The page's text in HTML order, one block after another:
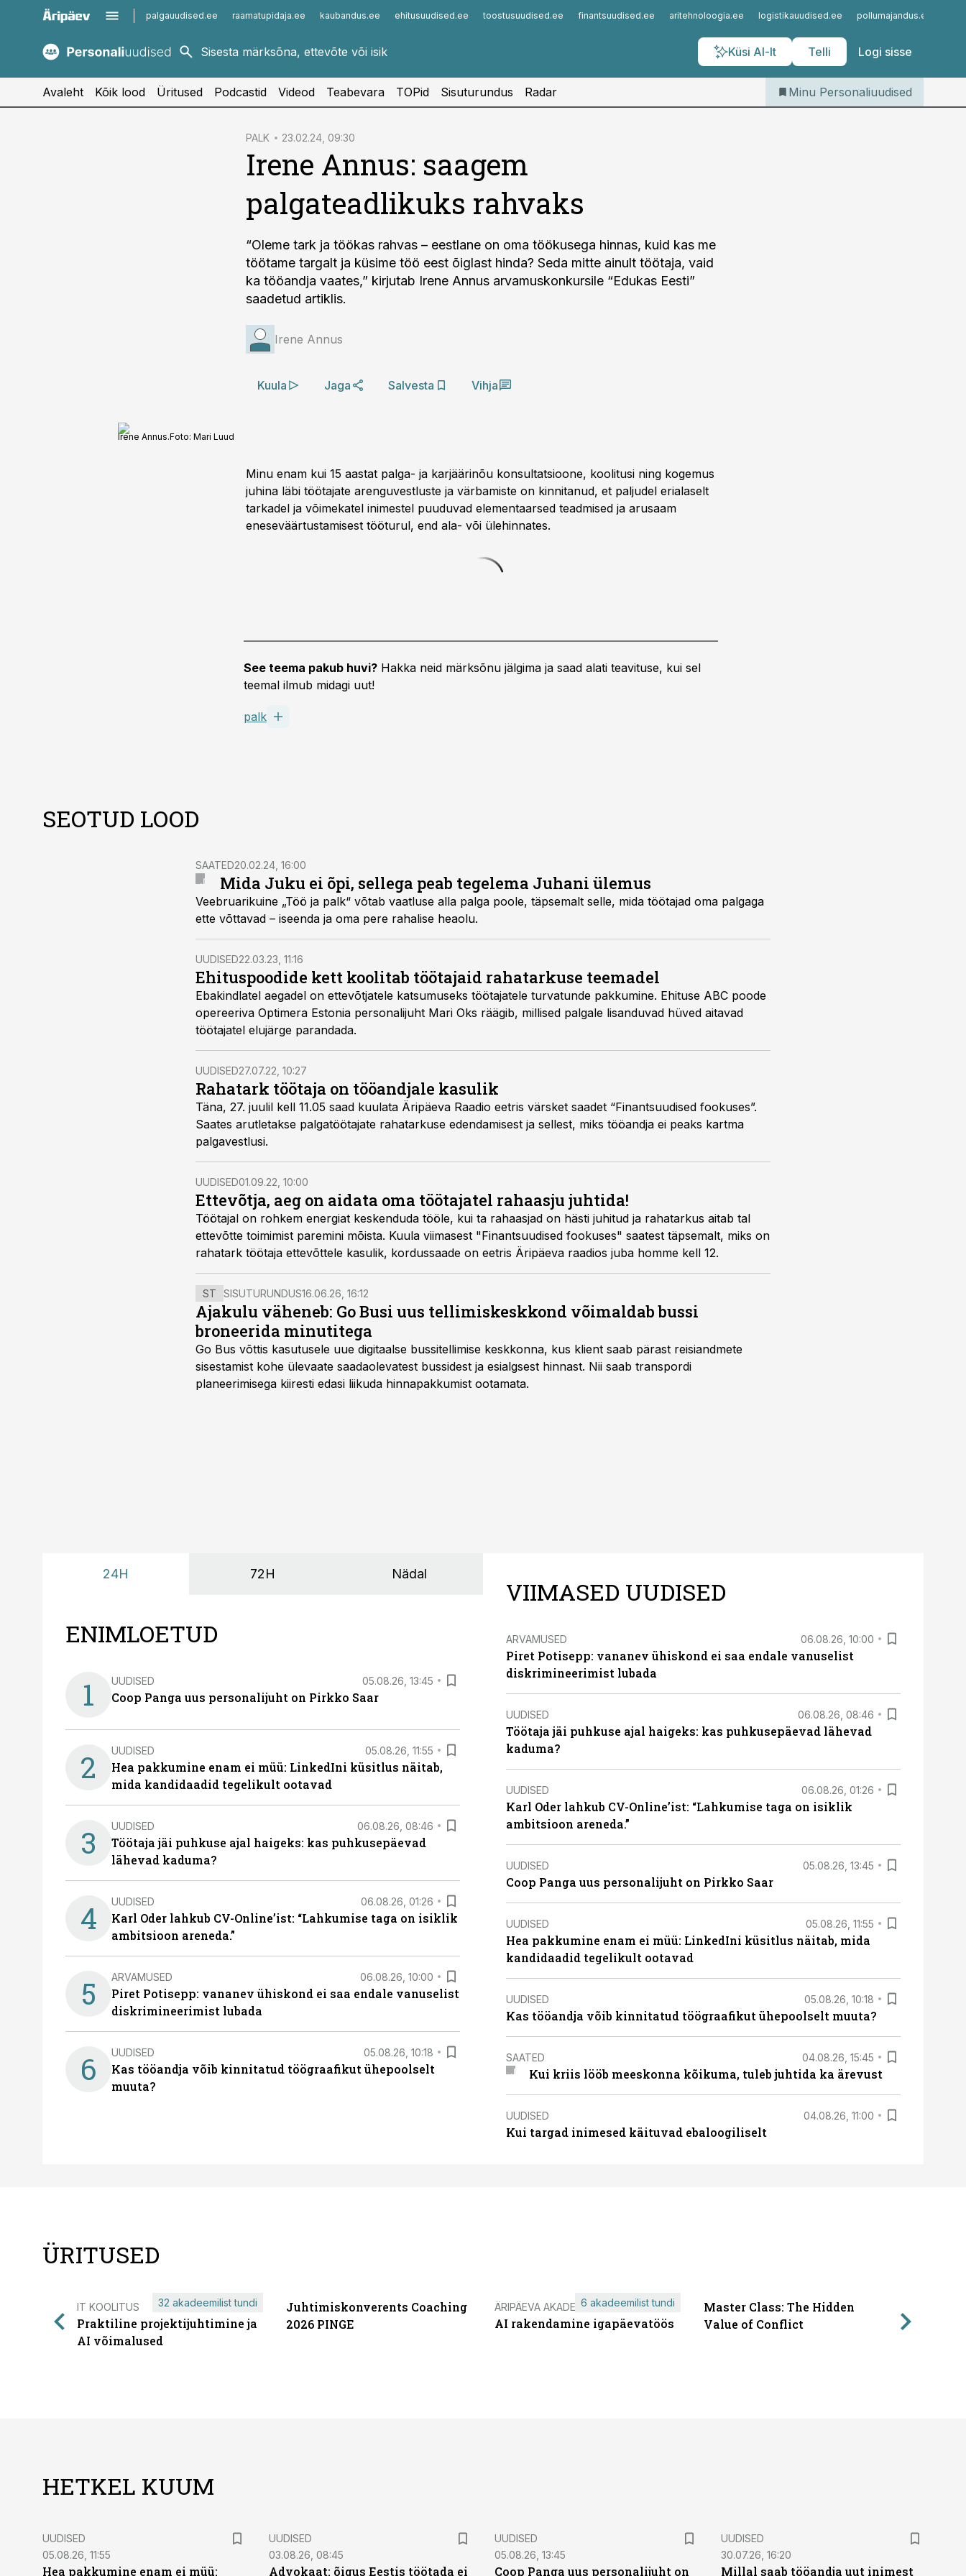
palgauudised.ee raamatupidaja.ee kaubandus.ee ehitusuudised.ee toostusuudised.ee finantsuudised.ee aritehnoloogia.ee logistikauudised.ee pollumajandus.ee
Küsi AI-lt Telli Logi sisse
kaubandus.ee
kinnisvarauudised.ee
imelineajalugu.ee
Infopank
Iseteenindus
Telli Personaliuudised
Avaleht Kõik lood Üritused Podcastid Videod Teabevara TOPid Sisuturundus Radar Minu Personaliuudised
PALK 23.02.24, 09:30
Irene Annus: saagem
palgateadlikuks rahvaks
“Oleme tark ja töökas rahvas – eestlane on oma töökusega hinnas, kuid kas me
töötame targalt ja küsime töö eest õiglast hinda? Seda mitte ainult töötaja, vaid
ka tööandja vaates,” kirjutab Irene Annus arvamuskonkursile “Edukas Eesti”
saadetud artiklis.
Irene Annus
Kuula Jaga Salvesta Vihja
Irene Annus.Foto: Mari Luud
Minu enam kui 15 aastat palga- ja karjäärinõu konsultatsioone, koolitusi ning kogemus
juhina läbi töötajate arenguvestluste ja värbamiste on kinnitanud, et paljudel erialaselt
tarkadel ja võimekatel inimestel puuduvad elementaarsed teadmised ja arusaam
eneseväärtustamisest tööturul, end ala- või ülehinnates.
See teema pakub huvi? Hakka neid märksõnu jälgima ja saad alati teavituse, kui sel
teemal ilmub midagi uut!
palk
SEOTUD LOOD
SAATED20.02.24, 16:00
Mida Juku ei õpi, sellega peab tegelema Juhani ülemus
Veebruarikuine „Töö ja palk“ võtab vaatluse alla palga poole, täpsemalt selle, mida töötajad oma palgaga
ette võttavad – iseenda ja oma pere rahalise heaolu.
UUDISED22.03.23, 11:16
Ehituspoodide kett koolitab töötajaid rahatarkuse teemadel
Ebakindlatel aegadel on ettevõtjatele katsumuseks töötajatele turvatunde pakkumine. Ehituse ABC poode
opereeriva Optimera Estonia personalijuht Mari Oks räägib, millised palgale lisanduvad hüved aitavad
töötajatel elujärge parandada.
UUDISED27.07.22, 10:27
Rahatark töötaja on tööandjale kasulik
Täna, 27. juulil kell 11.05 saad kuulata Äripäeva Raadio eetris värsket saadet “Finantsuudised fookuses”.
Saates arutletakse palgatöötajate rahatarkuse edendamisest ja sellest, miks tööandja ei peaks kartma
palgavestlusi.
UUDISED01.09.22, 10:00
Ettevõtja, aeg on aidata oma töötajatel rahaasju juhtida!
Töötajal on rohkem energiat keskenduda tööle, kui ta rahaasjad on hästi juhitud ja rahatarkus aitab tal
ettevõtte toimimist paremini mõista. Kuula viimasest "Finantsuudised fookuses" saatest täpsemalt, miks on
rahatark töötaja ettevõttele kasulik, kordussaade on eetris Äripäeva raadios juba homme kell 12.
ST SISUTURUNDUS16.06.26, 16:12
Ajakulu väheneb: Go Busi uus tellimiskeskkond võimaldab bussi
broneerida minutitega
Go Bus võttis kasutusele uue digitaalse bussitellimise keskkonna, kus klient saab pärast reisiandmete
sisestamist kohe ülevaate saadaolevatest bussidest ja esialgsest hinnast. Nii saab transpordi
planeerimisega kiiresti edasi liikuda hinnapakkumist ootamata.
24H 72H Nädal
ENIMLOETUD
1 UUDISED 05.08.26, 13:45
Coop Panga uus personalijuht on Pirkko Saar
2 UUDISED 05.08.26, 11:55
Hea pakkumine enam ei müü: LinkedIni küsitlus näitab,
mida kandidaadid tegelikult ootavad
3 UUDISED 06.08.26, 08:46
Töötaja jäi puhkuse ajal haigeks: kas puhkusepäevad
lähevad kaduma?
4 UUDISED 06.08.26, 01:26
Karl Oder lahkub CV-Online’ist: “Lahkumise taga on isiklik
ambitsioon areneda.”
5 ARVAMUSED 06.08.26, 10:00
Piret Potisepp: vananev ühiskond ei saa endale vanuselist
diskrimineerimist lubada
6 UUDISED 05.08.26, 10:18
Kas tööandja võib kinnitatud töögraafikut ühepoolselt
muuta?
VIIMASED UUDISED
ARVAMUSED 06.08.26, 10:00
Piret Potisepp: vananev ühiskond ei saa endale vanuselist
diskrimineerimist lubada
UUDISED 06.08.26, 08:46
Töötaja jäi puhkuse ajal haigeks: kas puhkusepäevad lähevad
kaduma?
UUDISED 06.08.26, 01:26
Karl Oder lahkub CV-Online’ist: “Lahkumise taga on isiklik
ambitsioon areneda.”
UUDISED 05.08.26, 13:45
Coop Panga uus personalijuht on Pirkko Saar
UUDISED 05.08.26, 11:55
Hea pakkumine enam ei müü: LinkedIni küsitlus näitab, mida
kandidaadid tegelikult ootavad
UUDISED 05.08.26, 10:18
Kas tööandja võib kinnitatud töögraafikut ühepoolselt muuta?
SAATED 04.08.26, 15:45
Kui kriis lööb meeskonna kõikuma, tuleb juhtida ka ärevust
UUDISED 04.08.26, 11:00
Kui targad inimesed käituvad ebaloogiliselt
ÜRITUSED
IT KOOLITUS
Praktiline projektijuhtimine ja
AI võimalused
32 akadeemilist tundi
Juhtimiskonverents Coaching
2026 PINGE
ÄRIPÄEVA AKADEEMIA
AI rakendamine igapäevatöös
6 akadeemilist tundi
Master Class: The Hidden
Value of Conflict
HETKEL KUUM
UUDISED
05.08.26, 11:55
Hea pakkumine enam ei müü:
UUDISED
03.08.26, 08:45
Advokaat: õigus Eestis töötada ei
UUDISED
05.08.26, 13:45
Coop Panga uus personalijuht on
UUDISED
30.07.26, 16:20
Millal saab tööandja uut inimest